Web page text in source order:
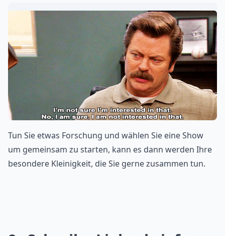
Tun Sie etwas Forschung und wählen Sie eine Show
um gemeinsam zu starten, kann es dann werden Ihre
besondere Kleinigkeit, die Sie gerne zusammen tun.